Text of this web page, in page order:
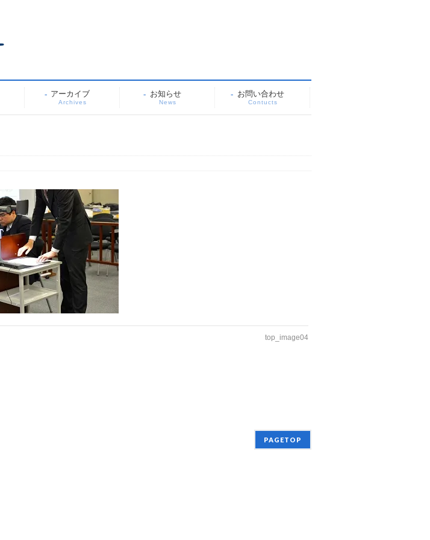
アーカイブ
Archives
お知らせ
News
お問い合わせ
Contucts
top_image04
PAGETOP